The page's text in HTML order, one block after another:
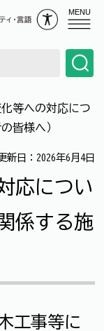
MENU
等への対応につ
皆様へ）
新日：2026年6月4日
応につい
係する施
工事等に